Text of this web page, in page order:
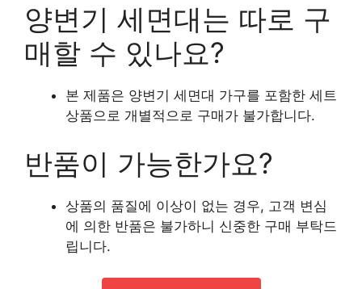
양변기 세면대는 따로 구
매할 수 있나요?
본 제품은 양변기 세면대 가구를 포함한 세트
상품으로 개별적으로 구매가 불가합니다.
반품이 가능한가요?
상품의 품질에 이상이 없는 경우, 고객 변심
에 의한 반품은 불가하니 신중한 구매 부탁드
립니다.